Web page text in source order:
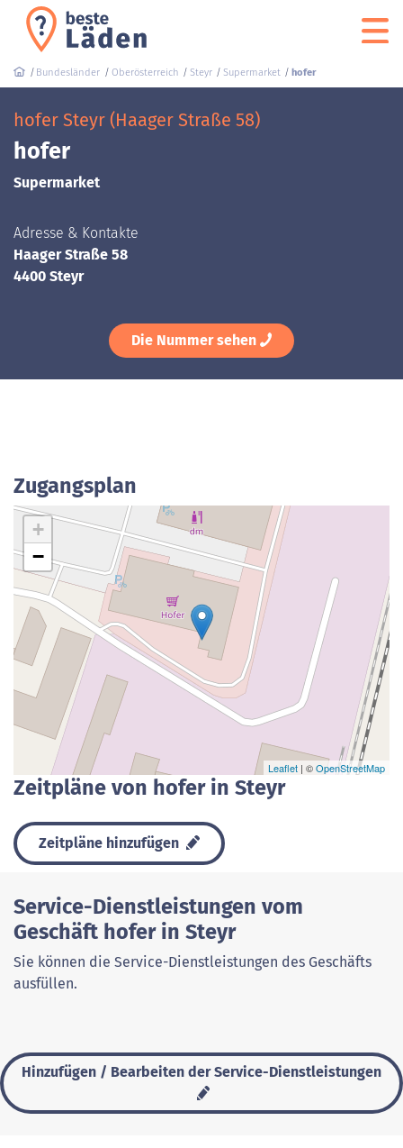
Bundesländer Oberösterreich Steyr Supermarket hofer
hofer Steyr (Haager Straße 58)
hofer
Supermarket
Adresse & Kontakte
Haager Straße 58
4400 Steyr
Die Nummer sehen
Zugangsplan
+
−
Leaflet | ©OpenStreetMap
Zeitpläne von hofer in Steyr
Zeitpläne hinzufügen
Service-Dienstleistungen vom
Geschäft hofer in Steyr
Sie können die Service-Dienstleistungen des Geschäfts
ausfüllen.
Hinzufügen / Bearbeiten der Service-Dienstleistungen